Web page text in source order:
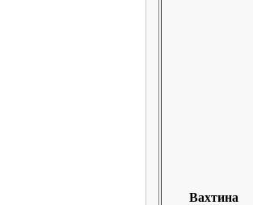
Вахтина